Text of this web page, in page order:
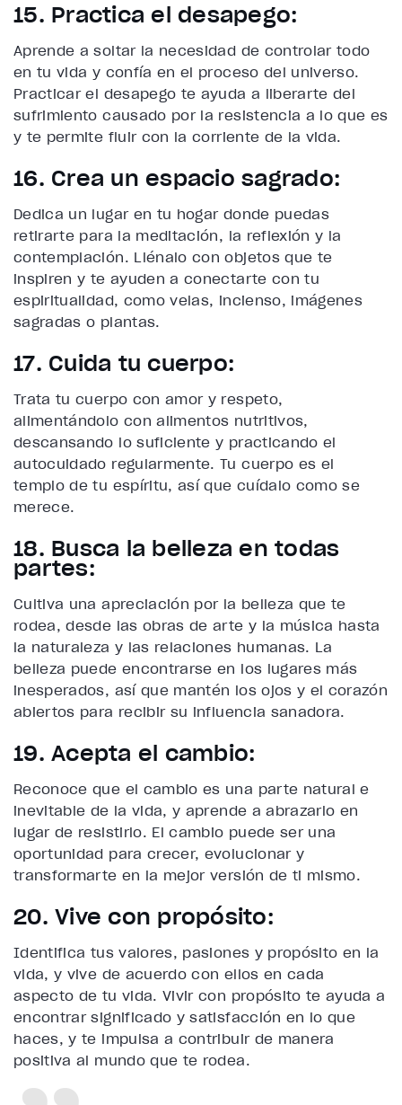
15. Practica el desapego:
Aprende a soltar la necesidad de controlar todo
en tu vida y confía en el proceso del universo.
Practicar el desapego te ayuda a liberarte del
sufrimiento causado por la resistencia a lo que es
y te permite fluir con la corriente de la vida.
16. Crea un espacio sagrado:
Dedica un lugar en tu hogar donde puedas
retirarte para la meditación, la reflexión y la
contemplación. Llénalo con objetos que te
inspiren y te ayuden a conectarte con tu
espiritualidad, como velas, incienso, imágenes
sagradas o plantas.
17. Cuida tu cuerpo:
Trata tu cuerpo con amor y respeto,
alimentándolo con alimentos nutritivos,
descansando lo suficiente y practicando el
autocuidado regularmente. Tu cuerpo es el
templo de tu espíritu, así que cuídalo como se
merece.
18. Busca la belleza en todas
partes:
Cultiva una apreciación por la belleza que te
rodea, desde las obras de arte y la música hasta
la naturaleza y las relaciones humanas. La
belleza puede encontrarse en los lugares más
inesperados, así que mantén los ojos y el corazón
abiertos para recibir su influencia sanadora.
19. Acepta el cambio:
Reconoce que el cambio es una parte natural e
inevitable de la vida, y aprende a abrazarlo en
lugar de resistirlo. El cambio puede ser una
oportunidad para crecer, evolucionar y
transformarte en la mejor versión de ti mismo.
20. Vive con propósito:
Identifica tus valores, pasiones y propósito en la
vida, y vive de acuerdo con ellos en cada
aspecto de tu vida. Vivir con propósito te ayuda a
encontrar significado y satisfacción en lo que
haces, y te impulsa a contribuir de manera
positiva al mundo que te rodea.